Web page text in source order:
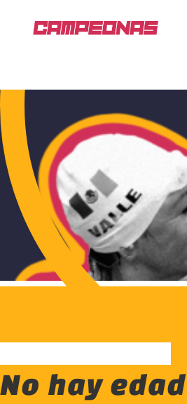
No hay edad